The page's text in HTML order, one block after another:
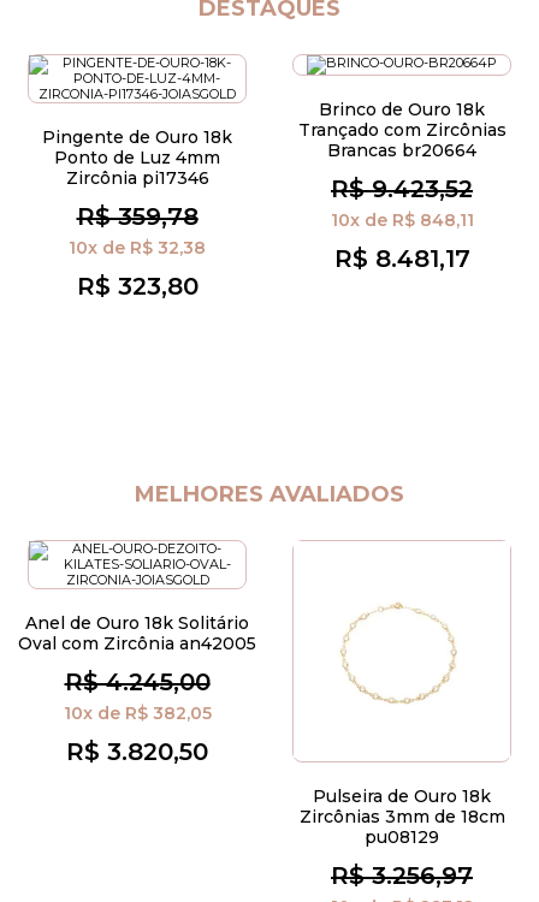
DESTAQUES
Pingente de Ouro 18k
Ponto de Luz 4mm
Zircônia pi17346
R$ 359,78
10x de R$ 32,38
R$ 323,80
Brinco de Ouro 18k
Trançado com Zircônias
Brancas br20664
R$ 9.423,52
10xde R$ 848,11
R$ 8.481,17
MELHORES AVALIADOS
Anel de Ouro 18k Solitário
Oval com Zircônia an42005
R$ 4.245,00
10xde R$ 382,05
R$ 3.820,50
Pulseira de Ouro 18k
Zircônias 3mm de 18cm
pu08129
R$ 3.256,97